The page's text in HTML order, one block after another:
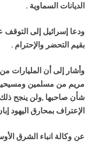
الديانات السماوية .
ودعا إسرائيل إلى التوقف
بقيم التحضر والإحترام .
وأشار إلى أن المليارات
مريم من مسلمين
شأن صاحبها ,ولن ينجح
الإعتراف بمحارق اليهود
عن وكالة انباء الشرق